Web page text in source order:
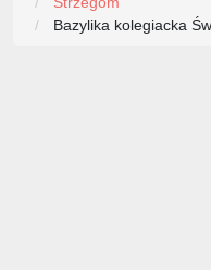
Bazylika kolegiacka